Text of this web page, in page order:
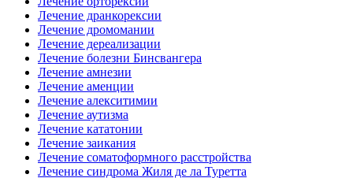
Лечение дранкорексии
Лечение дромомании
Лечение дереализации
Лечение болезни Бинсвангера
Лечение амнезии
Лечение аменции
Лечение алекситимии
Лечение аутизма
Лечение кататонии
Лечение заикания
Лечение соматоформного расстройства
Лечение синдрома Жиля де ла Туретта